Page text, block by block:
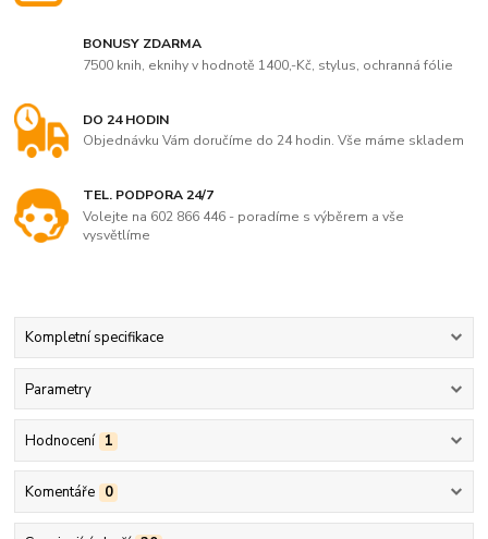
BONUSY ZDARMA
7500 knih, eknihy v hodnotě 1400,-Kč, stylus, ochranná fólie
DO 24 HODIN
Objednávku Vám doručíme do 24 hodin. Vše máme skladem
TEL. PODPORA 24/7
Volejte na 602 866 446 - poradíme s výběrem a vše
vysvětlíme
Kompletní specifikace
Parametry
Hodnocení 1
Komentáře 0